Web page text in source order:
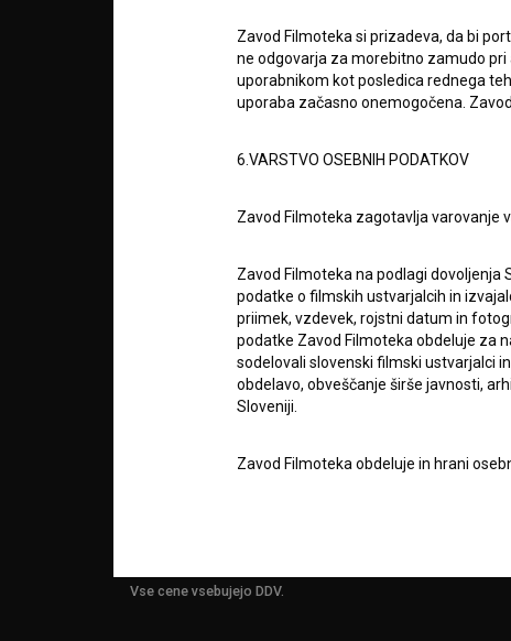
© 2018-2026, Filmoteka,
zavod za širjenje filmske kulture
info@filmoteka.si
Mednarodna številka ISSN 2670-787X
Projekt sofinancira:
POGOJI
KONTAKT
Vse cene vsebujejo DDV.
Zavod Filmoteka si prizadeva, da bi
ne odgovarja za morebitno zamudo pri
uporabnikom kot posledica rednega
uporaba začasno onemogočena.
6.VARSTVO OSEBNIH PODATKOV
Zavod Filmoteka zagotavlja varovanje
Zavod Filmoteka na podlagi dovoljenja
podatke o filmskih ustvarjalcih in
priimek, vzdevek, rojstni datum in
podatke Zavod Filmoteka obdeluje za
sodelovali slovenski filmski ustvarjalci
obdelavo, obveščanje širše javnosti,
Sloveniji.
Zavod Filmoteka obdeluje in hrani
uporabnikih uporabljal izključno za
narave, z novostmi na spletnem
čemer bodo statistični podatki oz.